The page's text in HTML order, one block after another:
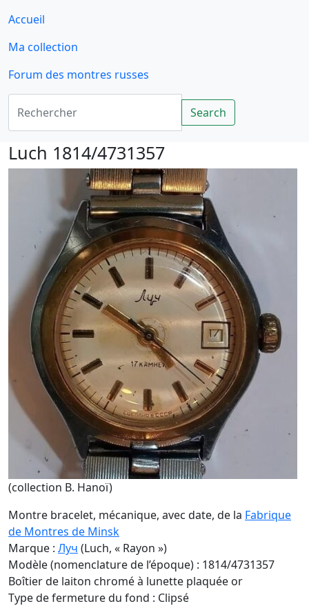
Accueil
Ma collection
Forum des montres russes
Rechercher
Search
Luch 1814/4731357
(collection B. Hanoï)
Montre bracelet, mécanique, avec date, de la Fabrique
de Montres de Minsk
Marque : Луч (Luch, « Rayon »)
Modèle (nomenclature de l’époque) : 1814/4731357
Boîtier de laiton chromé à lunette plaquée or
Type de fermeture du fond : Clipsé